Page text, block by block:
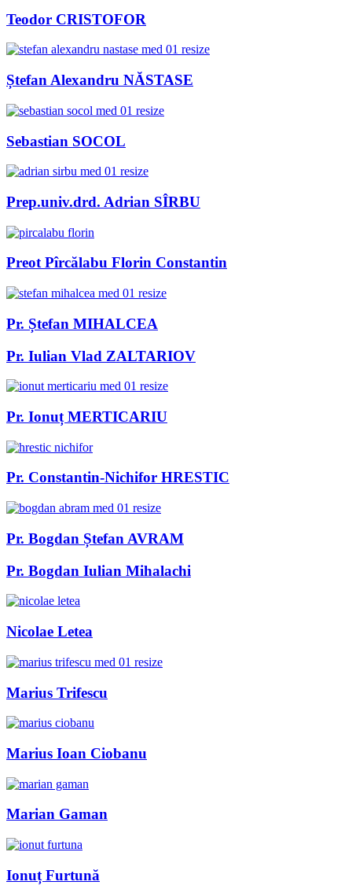
Teodor CRISTOFOR
Ștefan Alexandru NĂSTASE
Sebastian SOCOL
Prep.univ.drd. Adrian SÎRBU
Preot Pîrcălabu Florin Constantin
Pr. Ștefan MIHALCEA
Pr. Iulian Vlad ZALTARIOV
Pr. Ionuț MERTICARIU
Pr. Constantin-Nichifor HRESTIC
Pr. Bogdan Ștefan AVRAM
Pr. Bogdan Iulian Mihalachi
Nicolae Letea
Marius Trifescu
Marius Ioan Ciobanu
Marian Gaman
Ionuț Furtună